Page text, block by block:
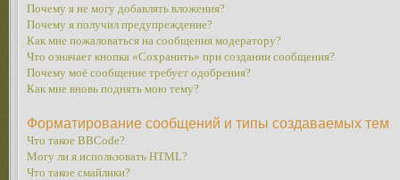
Почему я не могу добавлять вложения?
Почему я получил предупреждение?
Как мне пожаловаться на сообщения модератору?
Что означает кнопка «Сохранить» при создании сообщения?
Почему моё сообщение требует одобрения?
Как мне вновь поднять мою тему?
Форматирование сообщений и типы создаваемых тем
Что такое BBCode?
Могу ли я использовать HTML?
Что такое смайлики?